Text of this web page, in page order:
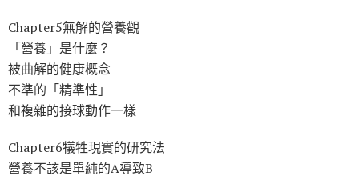
Chapter5無解的營養觀
「營養」是什麼？
被曲解的健康概念
不準的「精準性」
和複雜的接球動作一樣
Chapter6犠牲現實的研究法
營養不該是單純的A導致B